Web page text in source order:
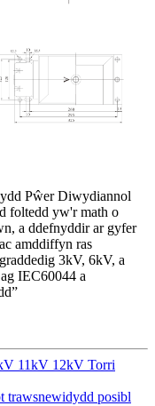
Pŵer Diwydiannol
foltedd yw'r math o
a ddefnyddir ar gyfer
amddiffyn ras
3kV, 6kV, a
IEC60044 a
11kV 12kV Torri
trawsnewidydd posibl